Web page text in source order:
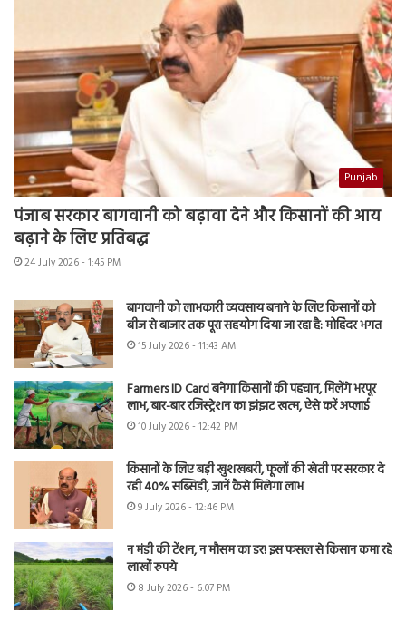
Punjab
पंजाब सरकार बागवानी को बढ़ावा देने और किसानों की आय
बढ़ाने के लिए प्रतिबद्ध
24 July 2026 - 1:45 PM
बागवानी को लाभकारी व्यवसाय बनाने के लिए किसानों को
बीज से बाजार तक पूरा सहयोग दिया जा रहा है: मोहिंदर भगत
15 July 2026 - 11:43 AM
Farmers ID Card बनेगा किसानों की पहचान, मिलेंगे भरपूर
लाभ, बार-बार रजिस्ट्रेशन का झंझट खत्म, ऐसे करें अप्लाई
10 July 2026 - 12:42 PM
किसानों के लिए बड़ी खुशखबरी, फूलों की खेती पर सरकार दे
रही 40% सब्सिडी, जानें कैसे मिलेगा लाभ
9 July 2026 - 12:46 PM
न मंडी की टेंशन, न मौसम का डर! इस फसल से किसान कमा रहे
लाखों रुपये
8 July 2026 - 6:07 PM